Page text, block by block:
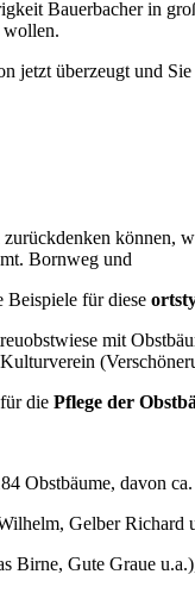
Bauerbacher in
wollen.
jetzt überzeugt und
können,
Bornweg und
Beispiele fürdiese
mit
für die Pflege der
Obstbäume, davon ca.
Gelber Richard
Birne, Gute Graue